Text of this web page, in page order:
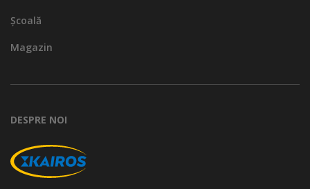
Școală
Magazin
DESPRE NOI